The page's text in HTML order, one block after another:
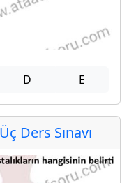
D E
Ders Sınavı